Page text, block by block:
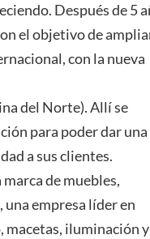
Después de 5
el objetivo de
con la nueva
del Norte). Allí se
para poder dar una
a sus clientes.
de muebles,
empresa líder en
macetas, iluminación y